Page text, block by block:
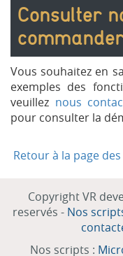
Consulter
Vous souhaitez en
exemples des
veuillez nous
pour consulter la
Retour à la page
Copyright VR
reservés - Nos
Nos scripts :